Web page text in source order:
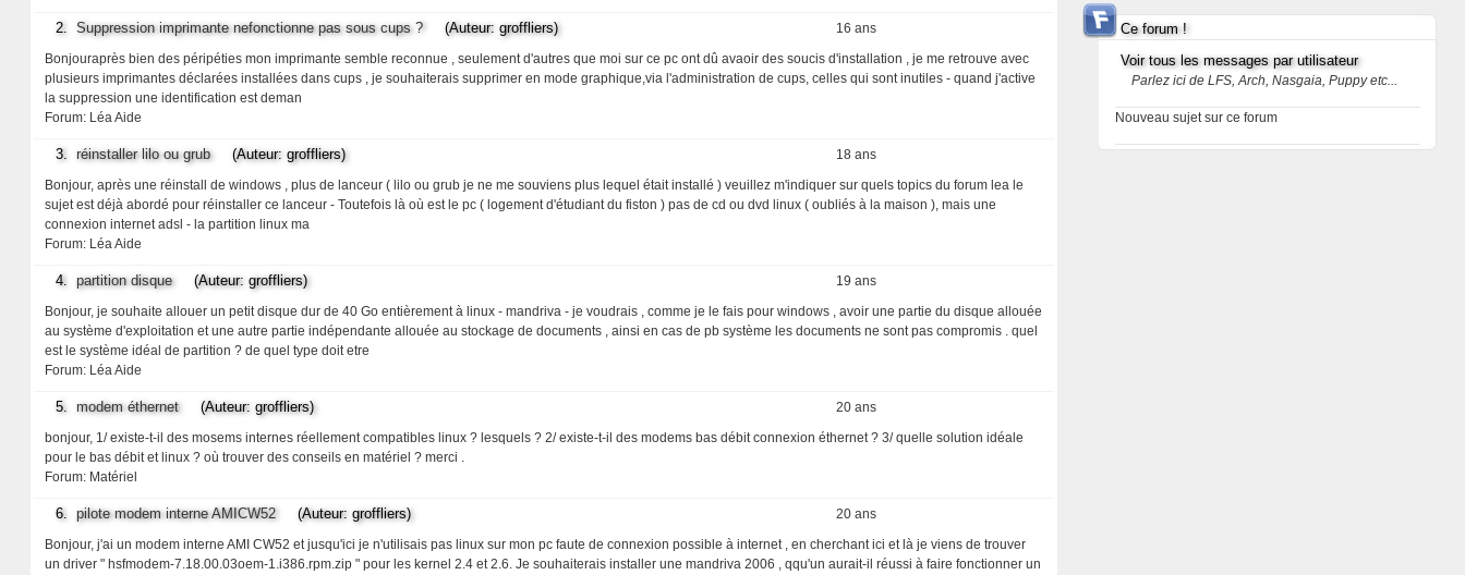
16 ans
2. Suppression imprimante nefonctionne pas sous cups ?(Auteur: groffliers)
Bonjouraprès bien des péripéties mon imprimante semble reconnue , seulement d'autres que moi sur ce pc ont dû avaoir des soucis d'installation , je me retrouve avec
plusieurs imprimantes déclarées installées dans cups , je souhaiterais supprimer en mode graphique,via l'administration de cups, celles qui sont inutiles - quand j'active
la suppression une identification est deman
Forum: Léa Aide
18 ans
3. réinstaller lilo ou grub(Auteur: groffliers)
Bonjour, après une réinstall de windows , plus de lanceur ( lilo ou grub je ne me souviens plus lequel était installé ) veuillez m'indiquer sur quels topics du forum lea le
sujet est déjà abordé pour réinstaller ce lanceur - Toutefois là où est le pc ( logement d'étudiant du fiston ) pas de cd ou dvd linux ( oubliés à la maison ), mais une
connexion internet adsl - la partition linux ma
Forum: Léa Aide
19 ans
4. partition disque(Auteur: groffliers)
Bonjour, je souhaite allouer un petit disque dur de 40 Go entièrement à linux - mandriva - je voudrais , comme je le fais pour windows , avoir une partie du disque allouée
au système d'exploitation et une autre partie indépendante allouée au stockage de documents , ainsi en cas de pb système les documents ne sont pas compromis . quel
est le système idéal de partition ? de quel type doit etre
Forum: Léa Aide
20 ans
5. modem éthernet(Auteur: groffliers)
bonjour, 1/ existe-t-il des mosems internes réellement compatibles linux ? lesquels ? 2/ existe-t-il des modems bas débit connexion éthernet ? 3/ quelle solution idéale
pour le bas débit et linux ? où trouver des conseils en matériel ? merci .
Forum: Matériel
20 ans
6. pilote modem interne AMICW52(Auteur: groffliers)
Bonjour, j'ai un modem interne AMI CW52 et jusqu'ici je n'utilisais pas linux sur mon pc faute de connexion possible à internet , en cherchant ici et là je viens de trouver
un driver " hsfmodem-7.18.00.03oem-1.i386.rpm.zip " pour les kernel 2.4 et 2.6. Je souhaiterais installer une mandriva 2006 , qqu'un aurait-il réussi à faire fonctionner un
Ce forum !
Voir tous les messages par utilisateur
Parlez ici de LFS, Arch, Nasgaia, Puppy etc...
Nouveau sujet sur ce forum